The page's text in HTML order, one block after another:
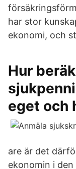
har stor
ekonomi, och
Hur
eget och
are är det
ekonomin i